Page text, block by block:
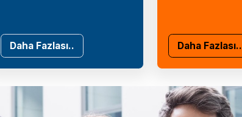
Daha Fazlası.. Daha Fazlası..